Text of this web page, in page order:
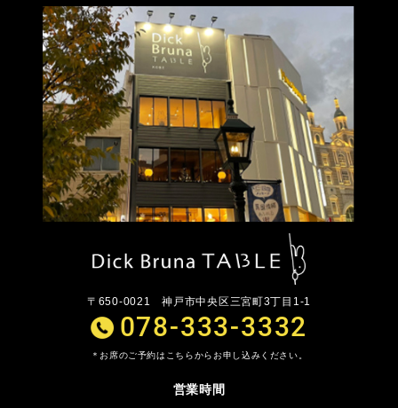
〒650-0021神戸市中央区三宮町3丁目1-1
078-333-3332
お席のご予約はこちらからお申し込みください。
営業時間